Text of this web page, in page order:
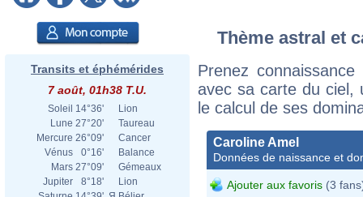
Transits et éphémérides
7 août, 01h38 T.U.
Soleil 14°36'
Lion
Lune 27°20'
Taureau
Mercure 26°09'
Cancer
Vénus
0°16'
Balance
Mars 27°09'
Gémeaux
Jupiter
8°18'
Lion
Thème astral et
Prenez
avec sa carte du ciel,
le calcul de ses
Caroline Amel
Données de naissance et
Ajouter aux favoris (3